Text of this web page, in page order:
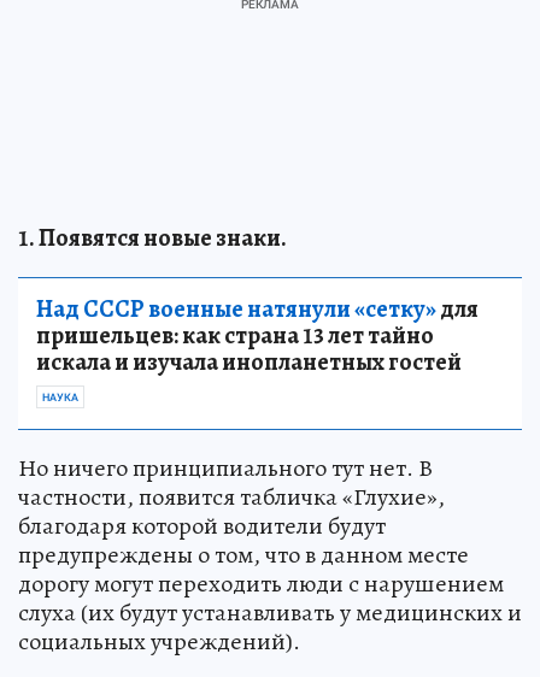
1. Появятся новые знаки.
Над СССР военные натянули «сетку»для
пришельцев: как страна 13 лет тайно
искала и изучала инопланетных гостей
НАУКА
Но ничего принципиального тут нет. В
частности, появится табличка «Глухие»,
благодаря которой водители будут
предупреждены о том, что в данном месте
дорогу могут переходить люди с нарушением
слуха (их будут устанавливать у медицинских и
социальных учреждений).